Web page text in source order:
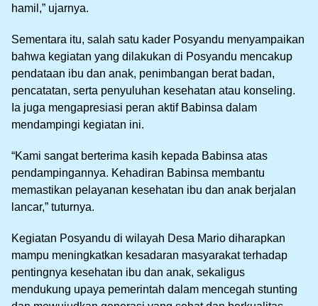
hamil,” ujarnya.
Sementara itu, salah satu kader Posyandu menyampaikan
bahwa kegiatan yang dilakukan di Posyandu mencakup
pendataan ibu dan anak, penimbangan berat badan,
pencatatan, serta penyuluhan kesehatan atau konseling.
Ia juga mengapresiasi peran aktif Babinsa dalam
mendampingi kegiatan ini.
“Kami sangat berterima kasih kepada Babinsa atas
pendampingannya. Kehadiran Babinsa membantu
memastikan pelayanan kesehatan ibu dan anak berjalan
lancar,” tuturnya.
Kegiatan Posyandu di wilayah Desa Mario diharapkan
mampu meningkatkan kesadaran masyarakat terhadap
pentingnya kesehatan ibu dan anak, sekaligus
mendukung upaya pemerintah dalam mencegah stunting